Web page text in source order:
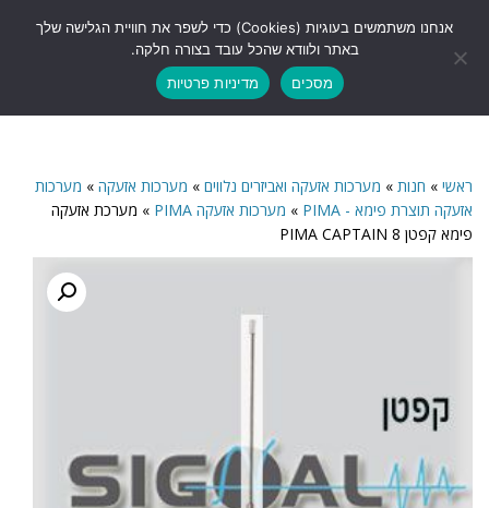
תפריט
ראשי » חנות » מערכות אזעקה ואביזרים נלווים » מערכות אזעקה » מערכות
אזעקה תוצרת פימא - PIMA
» מערכות אזעקה PIMA » מערכת אזעקה
פימא קפטן 8 PIMA CAPTAIN
אנחנו משתמשים בעוגיות (Cookies) כדי לשפר את חוויית הגלישה שלך
באתר ולוודא שהכל עובד בצורה חלקה.
מסכים
מדיניות פרטיות